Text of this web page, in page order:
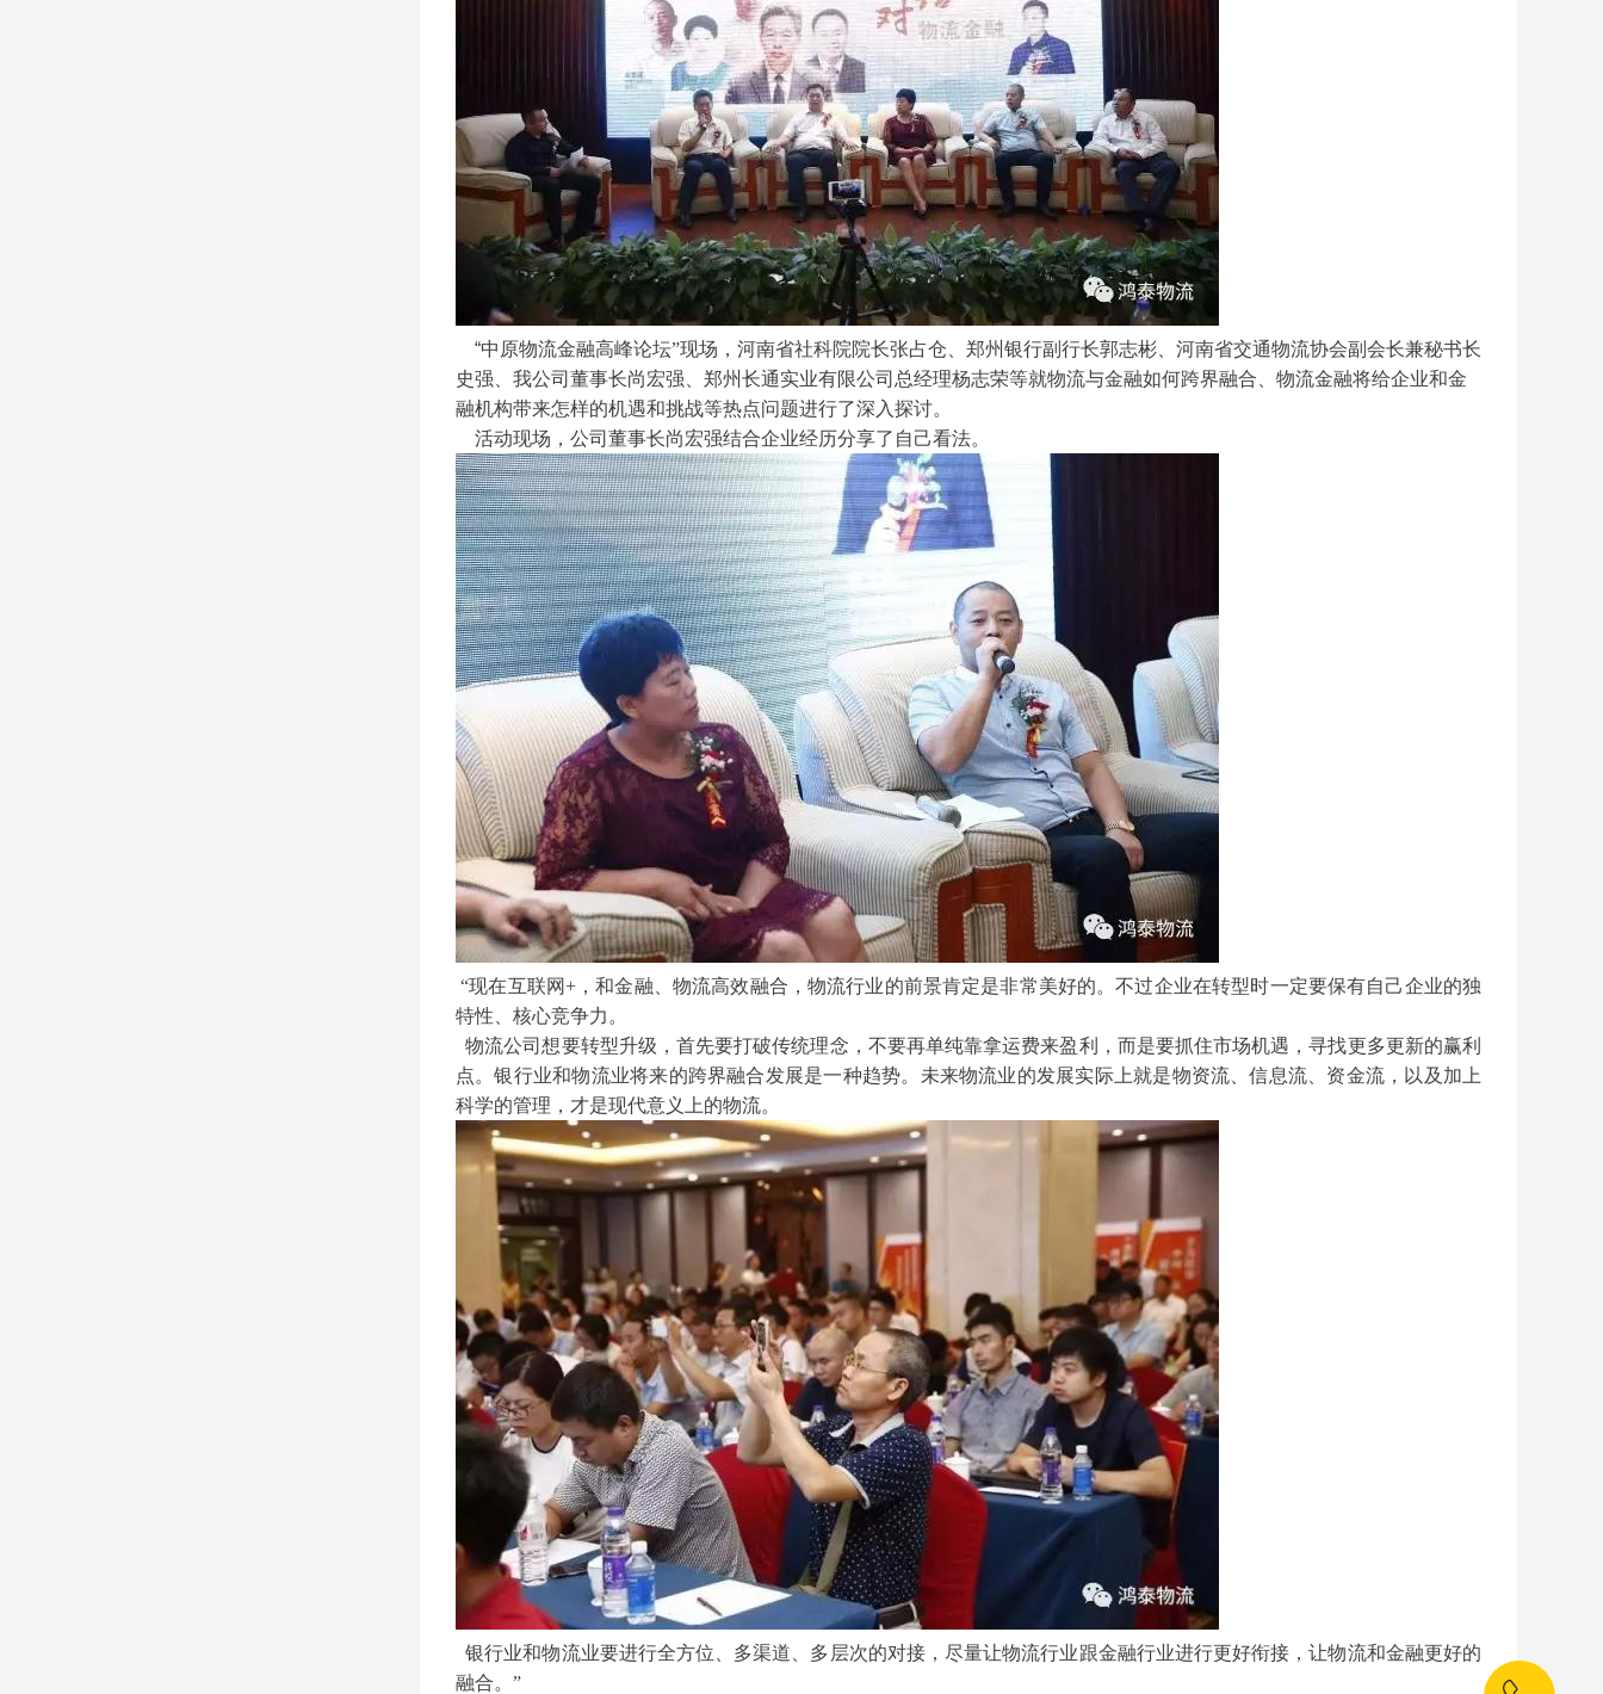
“中原物流金融高峰论坛”现场，河南省社科院院长张占仓、郑州银行副行长郭志彬、河南省交通物流协会副会长兼秘书长
史强、我公司董事长尚宏强、郑州长通实业有限公司总经理杨志荣等就物流与金融如何跨界融合、物流金融将给企业和金
融机构带来怎样的机遇和挑战等热点问题进行了深入探讨。
活动现场， 公司董事长尚宏强结合企业经历分享了自己看法。
“现在互联网+，和金融、物流高效融合，物流行业的前景肯定是非常美好的。不过企业在转型时一定要保有自己企业的独
特性、核心竞争力。
物流公司想要转型升级，首先要打破传统理念，不要再单纯靠拿运费来盈利，而是要抓住市场机遇，寻找更多更新的赢利
点。银行业和物流业将来的跨界融合发展是一种趋势。未来物流业的发展实际上就是物资流、信息流、资金流，以及加上
科学的管理，才是现代意义上的物流。
银行业和物流业要进行全方位、多渠道、多层次的对接，尽量让物流行业跟金融行业进行更好衔接，让物流和金融更好的
融合。”